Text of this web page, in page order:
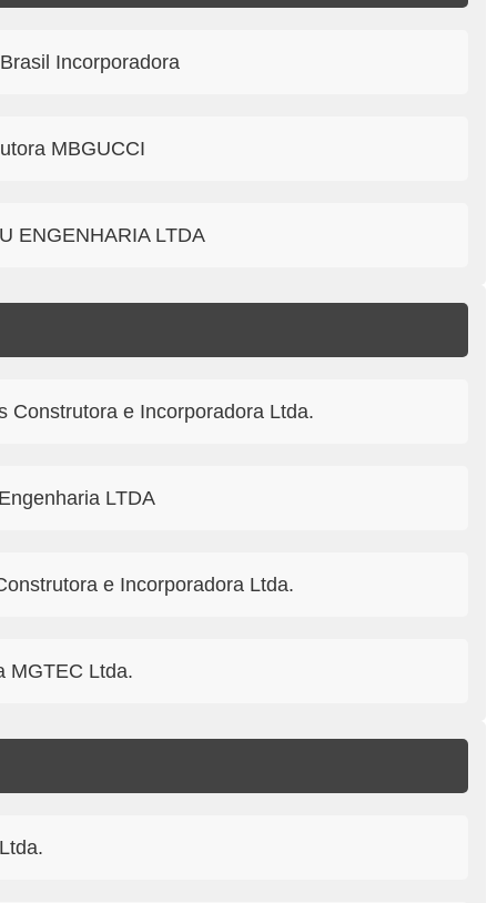
Incorporadora
MBGUCCI
ENGENHARIA LTDA
Construtora e Incorporadora Ltda.
LTDA
e Incorporadora Ltda.
MGTEC Ltda.